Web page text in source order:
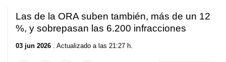
Las de la ORA suben también, más de un 12
%, y sobrepasan las 6.200 infracciones
03 jun 2026 . Actualizado a las 21:27 h.